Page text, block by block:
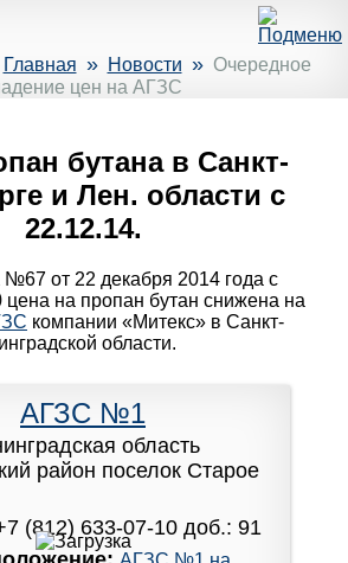
Главная » Новости » Очередное
цен на АГЗС
бутана в Санкт-
и Лен. области с
22.12.14.
№67 от 22 декабря 2014 года с
цена на пропан бутан снижена на
компании «Митекс» в Санкт-
области.
АГЗС №1
область
район поселок Старое
(812) 633-07-10 доб.: 91